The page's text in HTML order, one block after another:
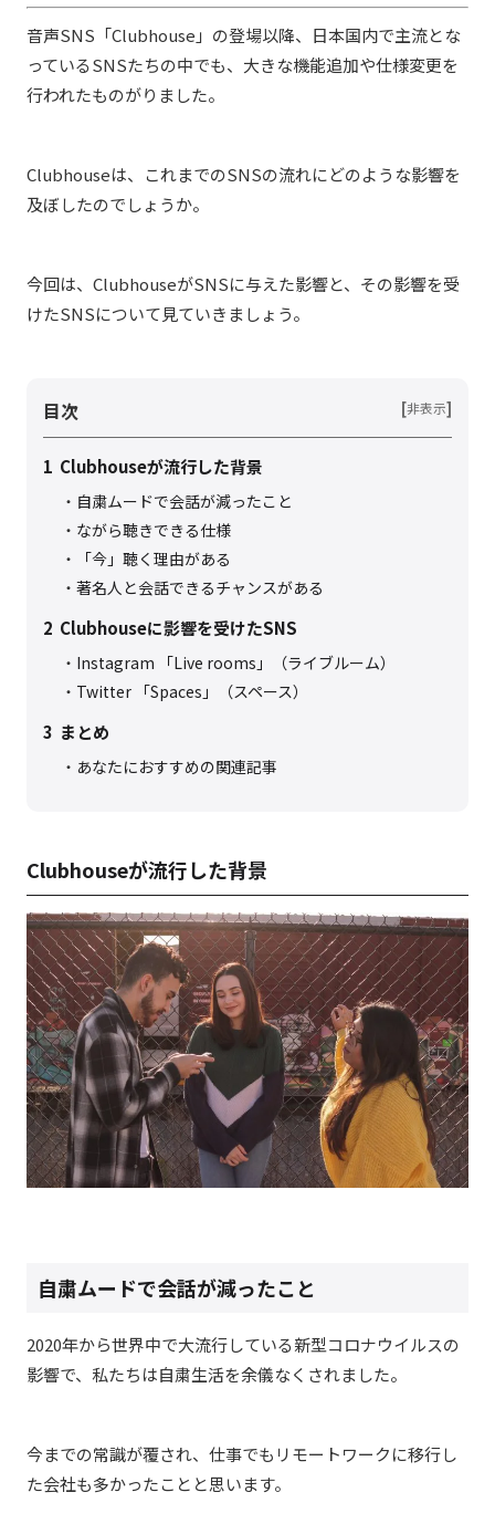
音声SNS「Clubhouse」の登場以降、日本国内で主流とな
っているSNSたちの中でも、大きな機能追加や仕様変更を
行われたものがりました。
Clubhouseは、これまでのSNSの流れにどのような影響を
及ぼしたのでしょうか。
今回は、ClubhouseがSNSに与えた影響と、その影響を受
けたSNSについて見ていきましょう。
目次 [非表示]
1 Clubhouseが流行した背景
自粛ムードで会話が減ったこと
ながら聴きできる仕様
「今」聴く理由がある
著名人と会話できるチャンスがある
2 Clubhouseに影響を受けたSNS
Instagram 「Live rooms」（ライブルーム）
Twitter 「Spaces」（スペース）
3 まとめ
あなたにおすすめの関連記事
Clubhouseが流行した背景
自粛ムードで会話が減ったこと
2020年から世界中で大流行している新型コロナウイルスの
影響で、私たちは自粛生活を余儀なくされました。
今までの常識が覆され、仕事でもリモートワークに移行し
た会社も多かったことと思います。